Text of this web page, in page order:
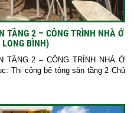
TẦNG 2 – CÔNG TRÌNH NHÀ Ở
BÌNH)
TẦNG 2 – CÔNG TRÌNH NHÀ Ở
Thi công bê tông sàn tầng 2 Chủ